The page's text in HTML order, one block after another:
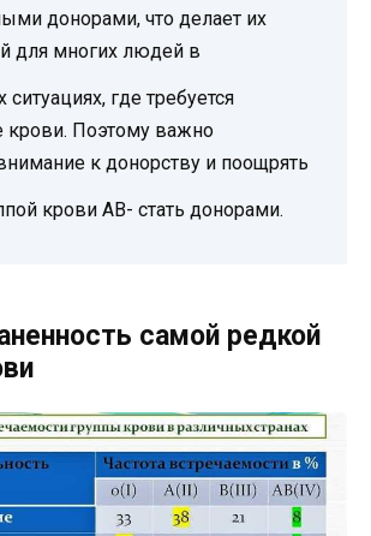
донорами, что делает их
для многих людей в
где требуется
крови. Поэтому важно
к донорству и поощрять
крови AB- стать донорами.
самой редкой